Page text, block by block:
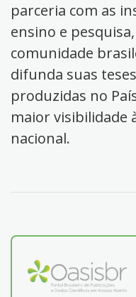
parceria com as
ensino e
comunidade
difunda suas
produzidas no
maior visibilidade
nacional.